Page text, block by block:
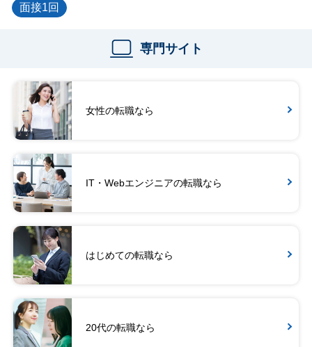
面接1回
専門サイト
女性の転職なら
IT・Webエンジニアの転職なら
はじめての転職なら
20代の転職なら